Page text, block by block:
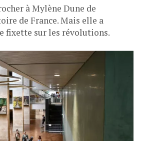
à Mylène Dune de
de France. Mais elle a
fixette sur les révolutions.